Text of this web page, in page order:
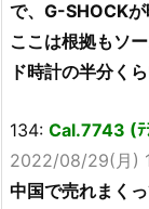
で、G-SHOCK
ここは根拠もソ
ド時計の半分く
134: Cal.7743 (
2022/08/29(月)
中国で売れまく